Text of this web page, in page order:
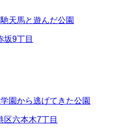
天馬と遊んだ公園
坂9丁目
園から逃げてきた公園
区六本木7丁目